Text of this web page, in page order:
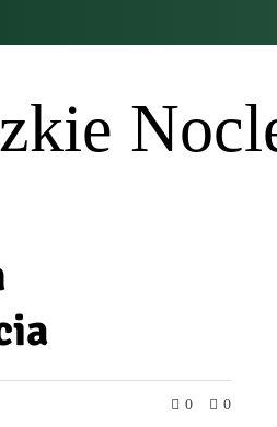
0 0